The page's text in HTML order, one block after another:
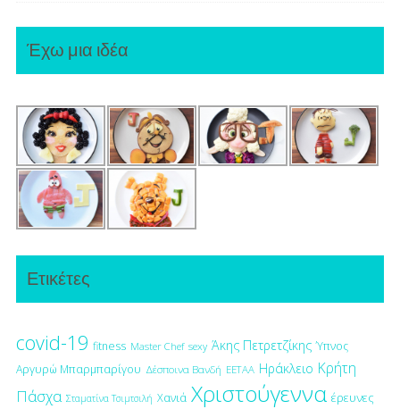
Έχω μια ιδέα
Ετικέτες
covid-19 fitness Master Chef sexy Άκης Πετρετζίκης Ύπνος
Αργυρώ Μπαρμπαρίγου Δέσποινα Βανδή ΕΕΤΑΑ Ηράκλειο Κρήτη
Πάσχα Σταματίνα Τσιμτσιλή Χανιά Χριστούγεννα έρευνες